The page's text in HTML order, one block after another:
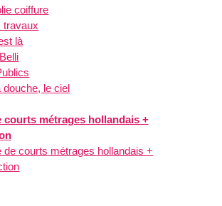
coiffure
travaux
là
douche, le ciel
courts métrages hollandais +
de courts métrages hollandais +